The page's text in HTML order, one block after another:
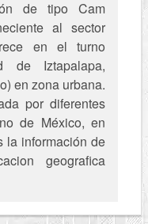
de tipo Cam
al sector
en el turno
de Iztapalapa,
en zona urbana.
por diferentes
de México, en
la información de
geografica